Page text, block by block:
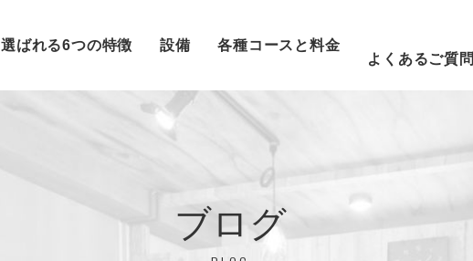
選ばれる6つの特徴 設備
各種コースと料金
よくあるご質問
ブログ